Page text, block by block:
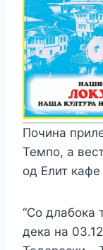
Почина
Темпо, а
од Елит кафе
“Со длабока
дека на